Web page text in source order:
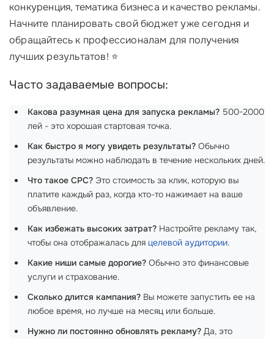
конкуренция, тематика бизнеса и качество рекламы.
Начните планировать свой бюджет уже сегодня и
обращайтесь к профессионалам для получения
лучших результатов! ⭐
Часто задаваемые вопросы:
Какова разумная цена для запуска рекламы? 500-2000
лей - это хорошая стартовая точка.
Как быстро я могу увидеть результаты? Обычно
результаты можно наблюдать в течение нескольких дней.
Что такое CPC? Это стоимость за клик, которую вы
платите каждый раз, когда кто-то нажимает на ваше
объявление.
Как избежать высоких затрат? Настройте рекламу так,
чтобы она отображалась для целевой аудитории.
Какие ниши самые дорогие? Обычно это финансовые
услуги и страхование.
Сколько длится кампания? Вы можете запустить ее на
любое время, но лучше на месяц или больше.
Нужно ли постоянно обновлять рекламу? Да, это